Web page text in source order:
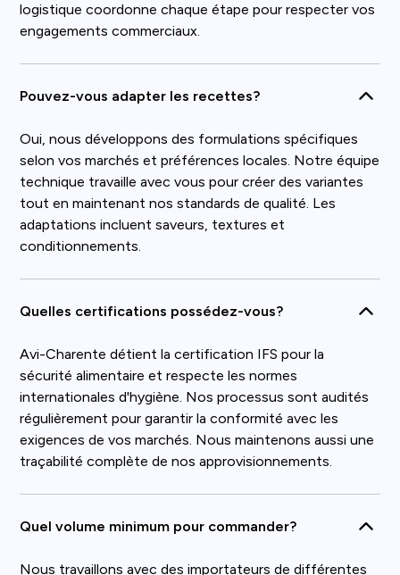
logistique coordonne chaque étape pour respecter vos
engagements commerciaux.
Pouvez-vous adapter les recettes?
Oui, nous développons des formulations spécifiques
selon vos marchés et préférences locales. Notre équipe
technique travaille avec vous pour créer des variantes
tout en maintenant nos standards de qualité. Les
adaptations incluent saveurs, textures et
conditionnements.
Quelles certifications possédez-vous?
Avi-Charente détient la certification IFS pour la
sécurité alimentaire et respecte les normes
internationales d'hygiène. Nos processus sont audités
régulièrement pour garantir la conformité avec les
exigences de vos marchés. Nous maintenons aussi une
traçabilité complète de nos approvisionnements.
Quel volume minimum pour commander?
Nous travaillons avec des importateurs de différentes